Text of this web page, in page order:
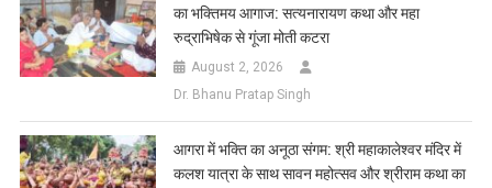
का भक्तिमय आगाज: सत्यनारायण कथा और महा
रुद्राभिषेक से गूंजा मोती कटरा
August 2, 2026
Dr. Bhanu Pratap Singh
आगरा में भक्ति का अनूठा संगम: श्री महाकालेश्वर मंदिर में
कलश यात्रा के साथ सावन महोत्सव और श्रीराम कथा का